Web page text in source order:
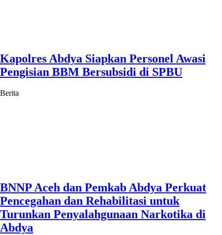
Kapolres Abdya Siapkan Personel Awasi
Pengisian BBM Bersubsidi di SPBU
Berita
BNNP Aceh dan Pemkab Abdya Perkuat
Pencegahan dan Rehabilitasi untuk
Turunkan Penyalahgunaan Narkotika di
Abdya